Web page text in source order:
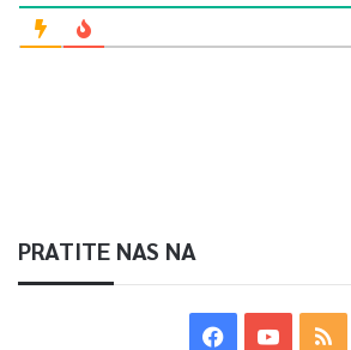
PRATITE NAS NA